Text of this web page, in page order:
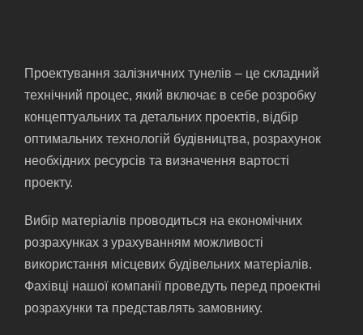
Проектування залізничних тунелів – це складний
технічний процес, який включає в себе розробку
концептуальних та детальних проектів, відбір
оптимальних технологій будівництва, розрахунок
необхідних ресурсів та визначення вартості
проекту.
Вибір матеріалів проводиться на економічних
розрахунках з урахуванням можливості
використання місцевих будівельних матеріалів.
Фахівці нашої компанії проведуть перед проектні
розрахунки та представлять замовнику.